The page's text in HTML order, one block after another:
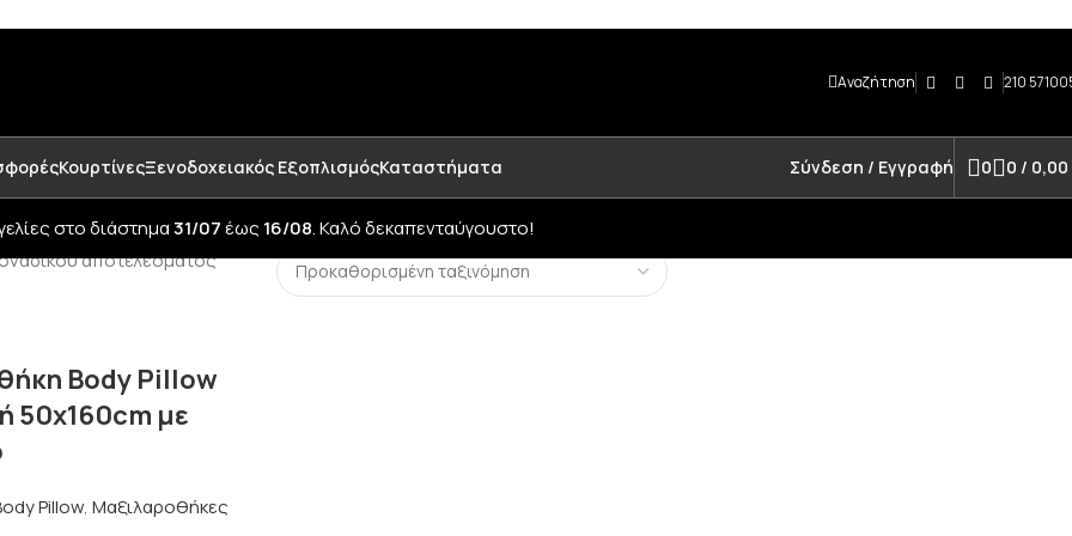
Αναζήτηση 210
ΚουρτίνεςΞενοδοχειακός ΕξοπλισμόςΚαταστήματα Σύνδεση / Εγγραφή 0 0 / 0,00
στο διάστημα31/07έως 16/08. Καλό δεκαπενταύγουστο!
αποτελέσματος
Body Pillow
50x160cm με
Pillow, Μαξιλαροθήκες